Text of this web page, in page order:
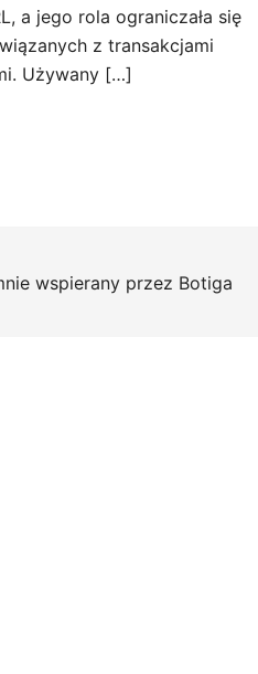
a jego rola ograniczała się
z transakcjami
Używany […]
wspierany przez Botiga